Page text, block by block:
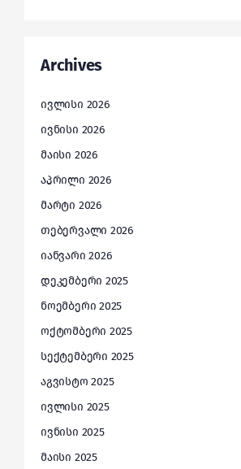
Archives
ივლისი 2026
ივნისი 2026
მაისი 2026
აპრილი 2026
მარტი 2026
თებერვალი 2026
იანვარი 2026
დეკემბერი 2025
ნოემბერი 2025
ოქტომბერი 2025
სექტემბერი 2025
აგვისტო 2025
ივლისი 2025
ივნისი 2025
მაისი 2025